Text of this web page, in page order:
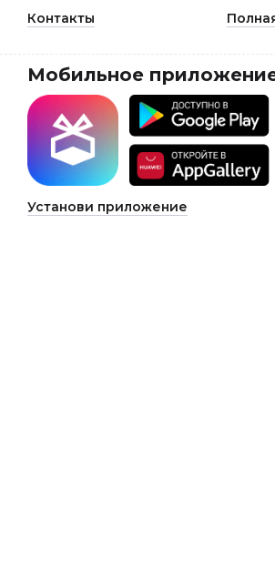
Контакты
Мобильное
Установи приложение